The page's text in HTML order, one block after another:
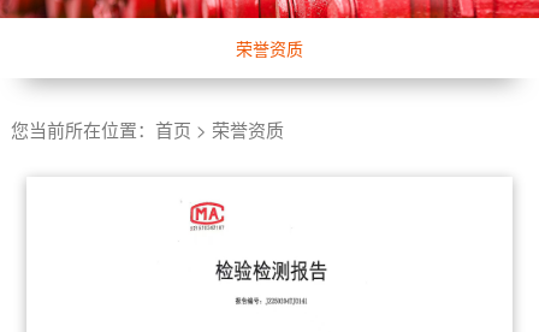
荣誉资质
您当前所在位置： 首页 > 荣誉资质